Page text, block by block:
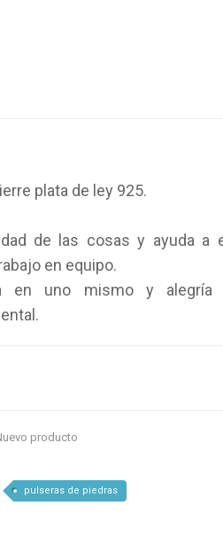
ierre plata de ley 925.
de las cosas y ayuda a
en equipo.
en uno mismo y
producto
pulseras de piedras